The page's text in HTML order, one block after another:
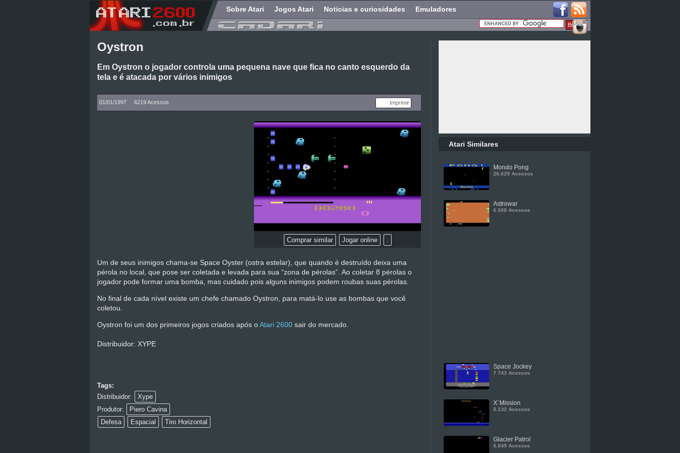
Sobre Atari Jogos Atari Noticias e curiosidades Emuladores
Oystron
Em Oystron o jogador controla uma pequena nave que fica no canto esquerdo da
tela e é atacada por vários inimigos
01/01/1997 6219 Acessos Imprimir
Comprar similar Jogar online
Um de seus inimigos chama-se Space Oyster (ostra estelar), que quando é destruído deixa uma
pérola no local, que pose ser coletada e levada para sua “zona de pérolas”. Ao coletar 8 pérolas o
jogador pode formar uma bomba, mas cuidado pois alguns inimigos podem roubas suas pérolas.
No final de cada nível existe um chefe chamado Oystron, para matá-lo use as bombas que você
coletou.
Oystron foi um dos primeiros jogos criados após oAtari 2600 sair do mercado.
Distribuidor: XYPE
Tags:
Distribuidor:
Xype
Produtor:
Piero Cavina
Defesa
Espacial Tiro Horizontal
Atari Similares
Mondo Pong
26.629 Acessos
Astrowar
6.508 Acessos
Space Jockey
7.743 Acessos
X´Mission
5.132 Acessos
Glacier Patrol
6.049 Acessos